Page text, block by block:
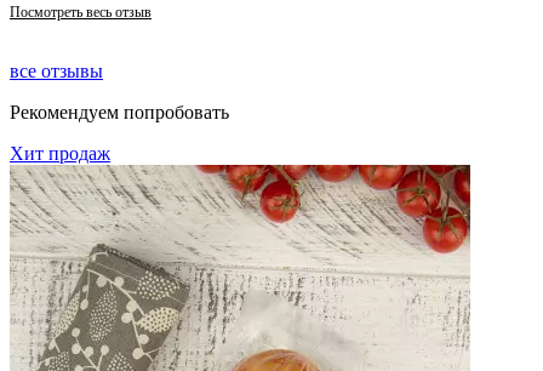
Посмотреть весь отзыв
все отзывы
Рекомендуем попробовать
Хит продаж